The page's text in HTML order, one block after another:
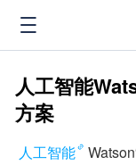
人工智能
方案
人工智能